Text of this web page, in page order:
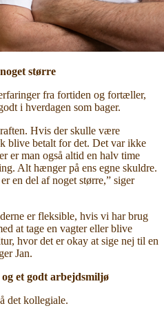
større
fra fortiden og fortæller,
i hverdagen som bager.
Hvis der skulle være
blive betalt for det. Det var ikke
er man også altid en halv time
Alt hænger på ens egne skuldre.
en del af noget større,” siger
er fleksible, hvis vi har brug
at tage en vagter eller blive
hvor det er okay at sige nej til en
Jan.
et godt arbejdsmiljø
det kollegiale.